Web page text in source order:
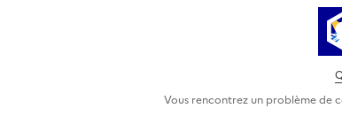
Vous rencontrez un problème de